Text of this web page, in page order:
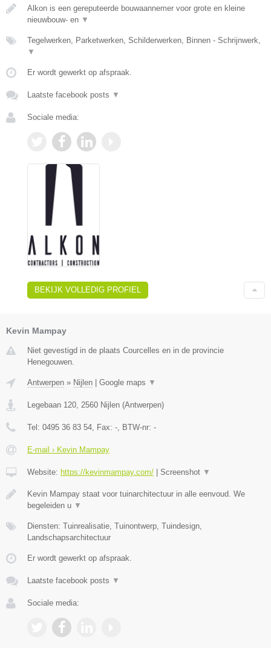
Alkon is een gereputeerde bouwaannemer voor grote en kleine
nieuwbouw- en ▼
Tegelwerken, Parketwerken, Schilderwerken, Binnen - Schrijnwerk,
▼
Er wordt gewerkt op afspraak.
Laatste facebook posts ▼
Sociale media:
BEKIJK VOLLEDIG PROFIEL
Kevin Mampay
Niet gevestigd in de plaats Courcelles en in de provincie
Henegouwen.
Antwerpen » Nijlen | Google maps ▼
Legebaan 120 2560 Nijlen (Antwerpen)
Tel: 0495 36 83 54 , Fax: - , BTW-nr: -
E-mail › Kevin Mampay
Website: https://kevinmampay.com/ | Screenshot ▼
Kevin Mampay staat voor tuinarchitectuur in alle eenvoud. We
begeleiden u ▼
Diensten: Tuinrealisatie, Tuinontwerp, Tuindesign,
Landschapsarchitectuur
Er wordt gewerkt op afspraak.
Laatste facebook posts ▼
Sociale media: